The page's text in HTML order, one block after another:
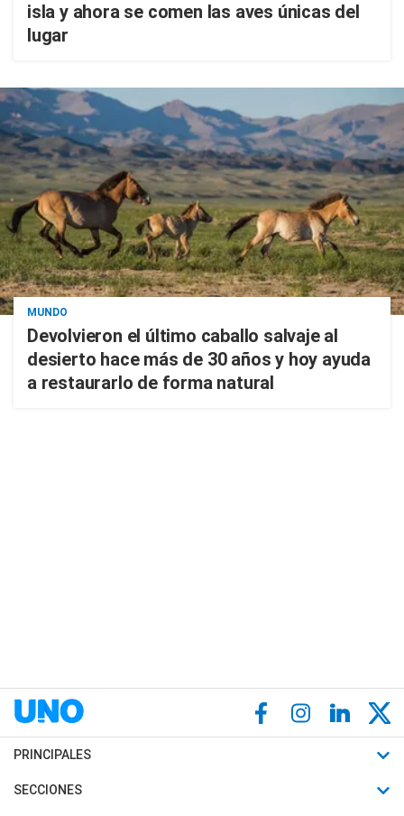
isla y ahora se comen las aves únicas del
lugar
MUNDO
Devolvieron el último caballo salvaje al
desierto hace más de 30 años y hoy ayuda
a restaurarlo de forma natural
PRINCIPALES
Últimas Noticias
SECCIONES